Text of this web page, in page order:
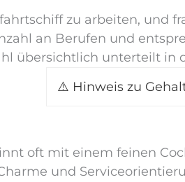
zu arbeiten, und
an Berufen und
übersichtlich unterteilt in
⚠️ Hinweis zu
oft mit einem feinen
und